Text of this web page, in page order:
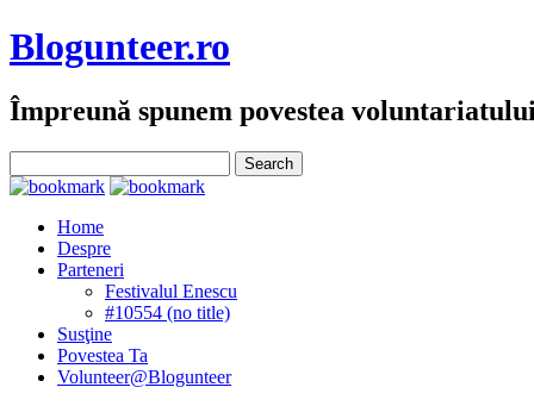
Blogunteer.ro
Împreună spunem povestea
Home
Despre
Parteneri
Festivalul Enescu
#10554 (no title)
Susţine
Povestea Ta
Volunteer@Blogunteer